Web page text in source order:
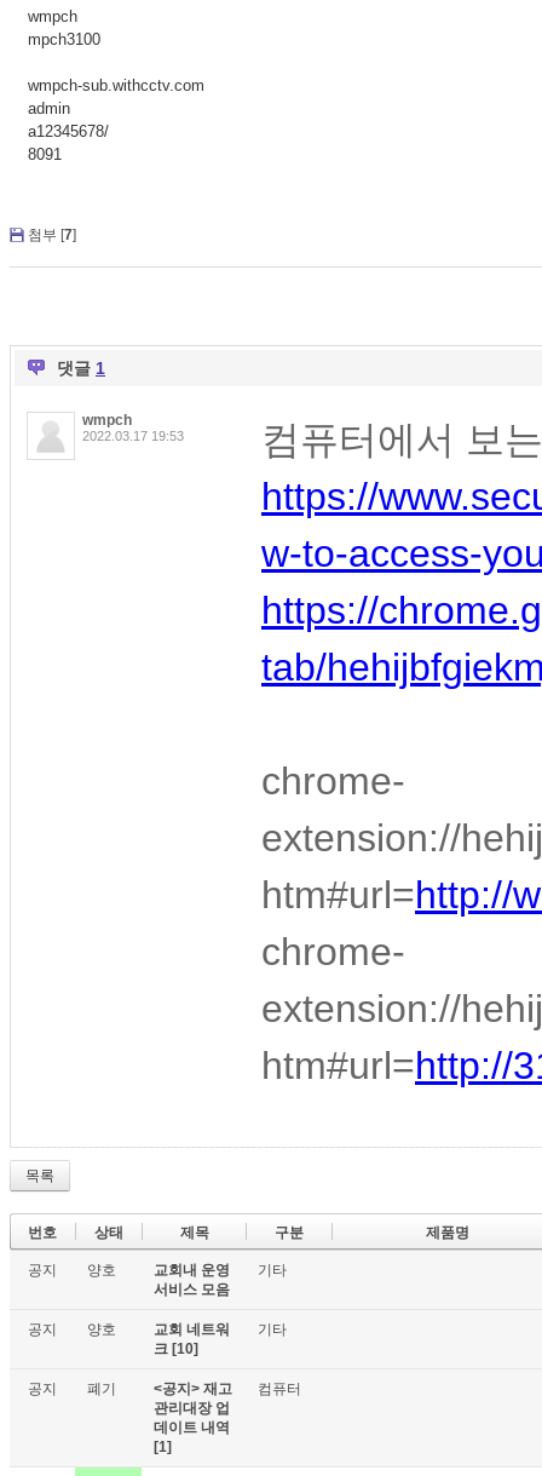
wmpch
mpch3100
wmpch-sub.withcctv.com
admin
a12345678/
8091
첨부 [7]
댓글 1
wmpch
2022.03.17 19:53
컴퓨터에서 보
https://
w-to-access-
https://
tab/
chrome-
extension://
htm#url=http://
chrome-
extension://
htm#url=http://
목록
번호 상태 제목 구분 제품명
공지 양호
교회내 운영
서비스 모음
기타
공지 양호
교회 네트워
크 [10]
기타
공지 폐기
<공지> 재고
관리대장 업
데이트 내역
[1]
컴퓨터